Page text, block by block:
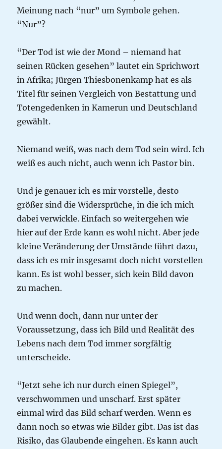
Meinung nach “nur” um Symbole gehen.
“Nur”?
“Der Tod ist wie der Mond – niemand hat
seinen Rücken gesehen” lautet ein Sprichwort
in Afrika; Jürgen Thiesbonenkamp hat es als
Titel für seinen Vergleich von Bestattung und
Totengedenken in Kamerun und Deutschland
gewählt.
Niemand weiß, was nach dem Tod sein wird. Ich
weiß es auch nicht, auch wenn ich Pastor bin.
Und je genauer ich es mir vorstelle, desto
größer sind die Widersprüche, in die ich mich
dabei verwickle. Einfach so weitergehen wie
hier auf der Erde kann es wohl nicht. Aber jede
kleine Veränderung der Umstände führt dazu,
dass ich es mir insgesamt doch nicht vorstellen
kann. Es ist wohl besser, sich kein Bild davon
zu machen.
Und wenn doch, dann nur unter der
Voraussetzung, dass ich Bild und Realität des
Lebens nach dem Tod immer sorgfältig
unterscheide.
“Jetzt sehe ich nur durch einen Spiegel”,
verschwommen und unscharf. Erst später
einmal wird das Bild scharf werden. Wenn es
dann noch so etwas wie Bilder gibt. Das ist das
Risiko, das Glaubende eingehen. Es kann auch